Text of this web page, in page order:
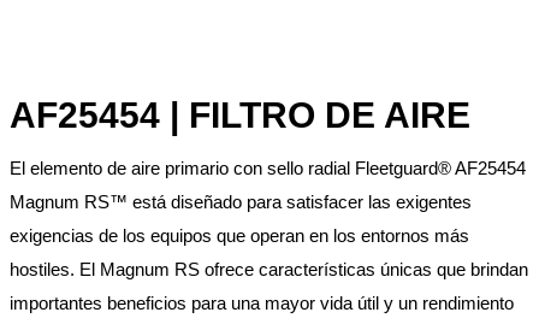
AF25454 | FILTRO DE AIRE
El elemento de aire primario con sello radial Fleetguard® AF25454
Magnum RS™ está diseñado para satisfacer las exigentes
exigencias de los equipos que operan en los entornos más
hostiles. El Magnum RS ofrece características únicas que brindan
importantes beneficios para una mayor vida útil y un rendimiento